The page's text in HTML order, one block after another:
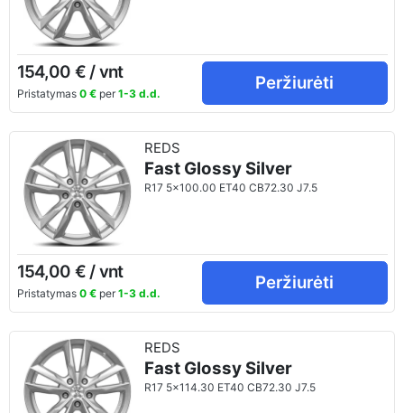
154,00 € / vnt
Pristatymas 0 €per 1-3 d.d.
Peržiurėti
REDS
Fast Glossy Silver
R17 5x100.00 ET40 CB72.30 J7.5
154,00 € / vnt
Pristatymas 0 €per 1-3 d.d.
Peržiurėti
REDS
Fast Glossy Silver
R17 5x114.30 ET40 CB72.30 J7.5